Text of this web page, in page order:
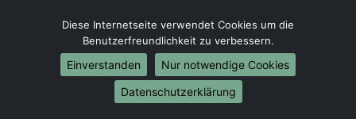
Umzüge-Deutschlandweit
Umzug von Ratingen nach Berlin
Umzug von Ratingen nach Hamburg
Umzug von Ratingen nach München
Umzug von Ratingen nach Köln
Diese Internetseite verwendet Cookies um die
Benutzerfreundlichkeit zu verbessern.
Einverstanden
Nur notwendige Cookies
Datenschutzerklärung